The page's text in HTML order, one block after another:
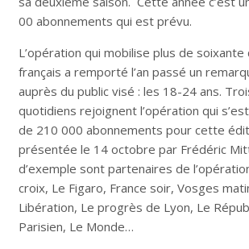
00 abonnements qui est prévu.
L’opération qui mobilise plus de soixante
français a remporté l’an passé un
auprès du public visé : les 18-24 ans.
quotidiens rejoignent l’opération qui
de 210 000 abonnements pour cette
présentée le 14 octobre par Frédéric
d’exemple sont partenaires de
croix, Le Figaro, France soir, Vosges
Libération, Le progrès de Lyon, Le
Parisien, Le Monde…